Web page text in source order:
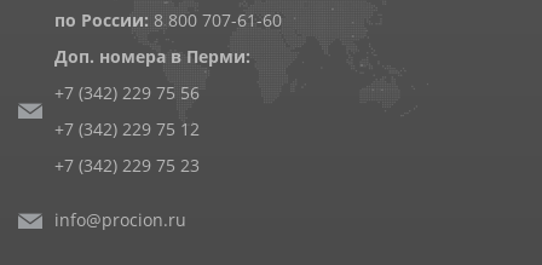
по России: 8 800 707-61-60
Доп. номера в Перми:
+7 (342) 229 75 56
+7 (342) 229 75 12
+7 (342) 229 75 23
info@procion.ru